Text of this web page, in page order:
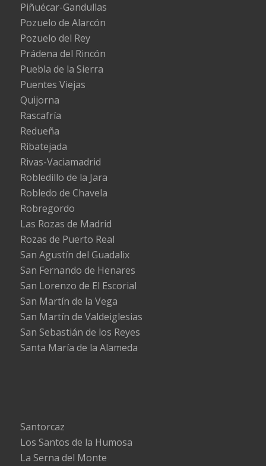
Piñuécar-Gandullas
Pozuelo de Alarcón
Pozuelo del Rey
Prádena del Rincón
Puebla de la Sierra
Puentes Viejas
Quijorna
Rascafría
Redueña
Ribatejada
Rivas-Vaciamadrid
Robledillo de la Jara
Robledo de Chavela
Robregordo
Las Rozas de Madrid
Rozas de Puerto Real
San Agustín del Guadalix
San Fernando de Henares
San Lorenzo de El Escorial
San Martín de la Vega
San Martín de Valdeiglesias
San Sebastián de los Reyes
Santa María de la Alameda
Santorcaz
Los Santos de la Humosa
La Serna del Monte